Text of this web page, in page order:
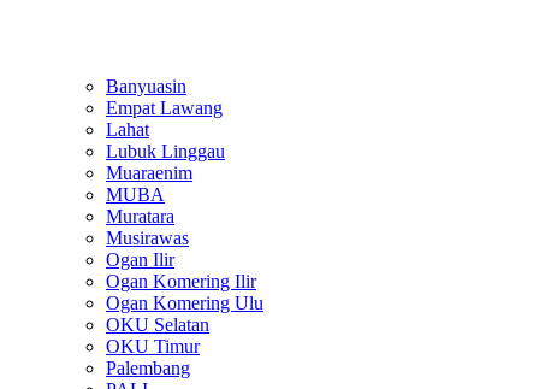
Banyuasin
Empat Lawang
Lahat
Lubuk Linggau
Muaraenim
MUBA
Muratara
Musirawas
Ogan Ilir
Ogan Komering Ilir
Ogan Komering Ulu
OKU Selatan
OKU Timur
Palembang